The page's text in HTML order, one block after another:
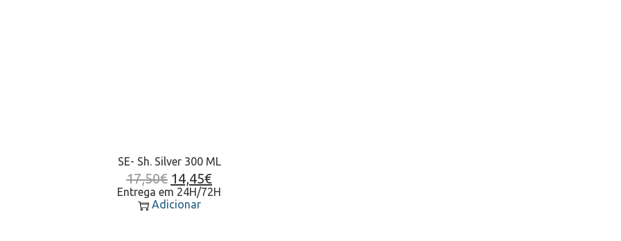
SE- Sh. Silver 300 ML
17,50€ 14,45€
Entrega em 24H/72H
Adicionar